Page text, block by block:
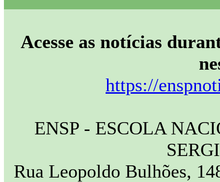
Acesse as notícias
https://
ENSP - ESCOLA
Rua Leopoldo Bulhões,